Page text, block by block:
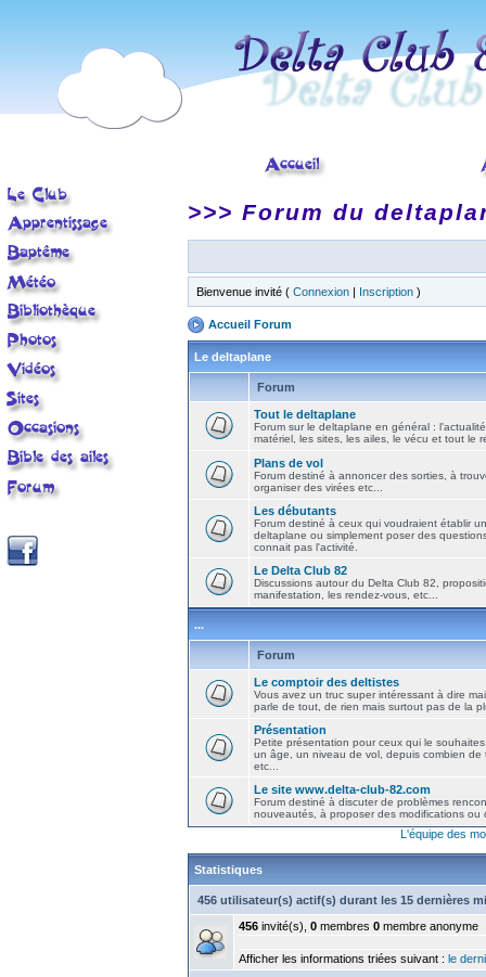
>>> Forum du
Bienvenue invité ( Connexion | Inscription )
Accueil Forum
Le deltaplane
Forum
Tout le deltaplane
Forum sur le deltaplane en général :
matériel, les sites, les ailes, le vécu et tout le
Plans de vol
Forum destiné à annoncer des sorties, à
organiser des virées etc...
Les débutants
Forum destiné à ceux qui voudraient établir
deltaplane ou simplement poser des
connait pas l'activité.
Le Delta Club 82
Discussions autour du Delta Club 82,
manifestation, les rendez-vous, etc...
...
Forum
Le comptoir des deltistes
Vous avez un truc super intéressant à dire
parle de tout, de rien mais surtout pas de la
Présentation
Petite présentation pour ceux qui le
un âge, un niveau de vol, depuis combien de
etc...
Le site www.delta-club-82.com
Forum destiné à discuter de problèmes
nouveautés, à proposer des modifications ou
L'équipe des
Statistiques
456 utilisateur(s) actif(s) durant les 15 dernières
456 invité(s), 0 membres 0 membre anonyme
Afficher les informations triées suivant : le